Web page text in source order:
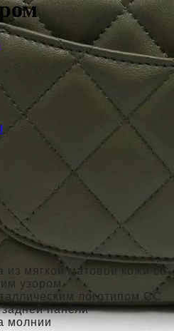
мягкой матовой кожи со
узором
логотипом CC
панели
молнии